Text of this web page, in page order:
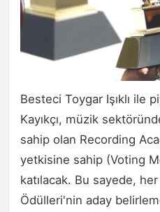
Besteci Toygar Işıklı ile
Kayıkçı, müzik
sahip olan Recording
yetkisine sahip (Voting
katılacak. Bu sayede,
Ödülleri'nin aday